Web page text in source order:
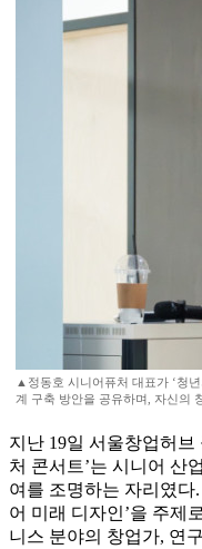
▲정동호 시니어퓨처 대표가 ‘청
계 구축 방안을 공유하며, 자신의
지난 19일 서울창업허
처 콘서트’는 시니어 산
여를 조명하는 자리였다
어 미래 디자인’을 주제
니스 분야의 창업가, 연